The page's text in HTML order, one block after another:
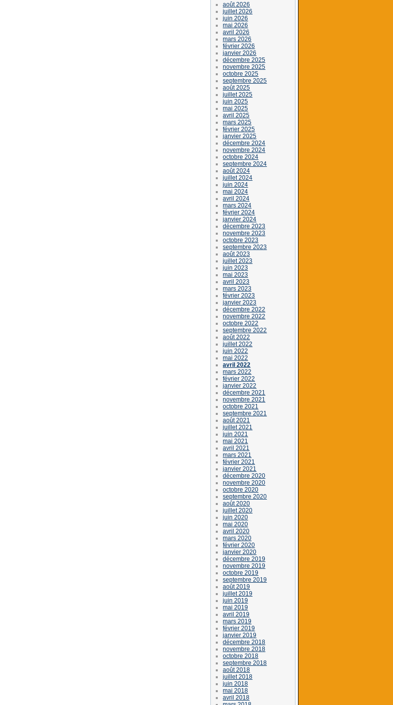
août 2026
juillet 2026
juin 2026
mai 2026
avril 2026
mars 2026
février 2026
janvier 2026
décembre 2025
novembre 2025
octobre 2025
septembre 2025
août 2025
juillet 2025
juin 2025
mai 2025
avril 2025
mars 2025
février 2025
janvier 2025
décembre 2024
novembre 2024
octobre 2024
septembre 2024
août 2024
juillet 2024
juin 2024
mai 2024
avril 2024
mars 2024
février 2024
janvier 2024
décembre 2023
novembre 2023
octobre 2023
septembre 2023
août 2023
juillet 2023
juin 2023
mai 2023
avril 2023
mars 2023
février 2023
janvier 2023
décembre 2022
novembre 2022
octobre 2022
septembre 2022
août 2022
juillet 2022
juin 2022
mai 2022
avril 2022
mars 2022
février 2022
janvier 2022
décembre 2021
novembre 2021
octobre 2021
septembre 2021
août 2021
juillet 2021
juin 2021
mai 2021
avril 2021
mars 2021
février 2021
janvier 2021
décembre 2020
novembre 2020
octobre 2020
septembre 2020
août 2020
juillet 2020
juin 2020
mai 2020
avril 2020
mars 2020
février 2020
janvier 2020
décembre 2019
novembre 2019
octobre 2019
septembre 2019
août 2019
juillet 2019
juin 2019
mai 2019
avril 2019
mars 2019
février 2019
janvier 2019
décembre 2018
novembre 2018
octobre 2018
septembre 2018
août 2018
juillet 2018
juin 2018
mai 2018
avril 2018